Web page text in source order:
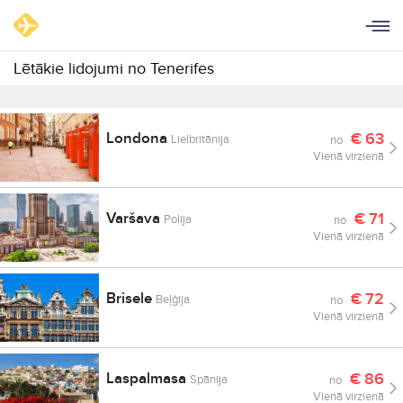
Lētākie lidojumi no Tenerifes
Londona Lielbritānija no €63
Vienā virzienā
Varšava Polija no €71
Vienā virzienā
Brisele Beļģija no €72
Vienā virzienā
LaspalmasaSpānija no €86
Vienā virzienā